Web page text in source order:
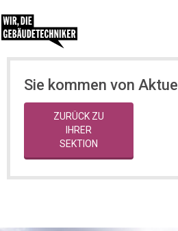
Sie kommen von Aktuell
ZURÜCK ZU
IHRER
SEKTION